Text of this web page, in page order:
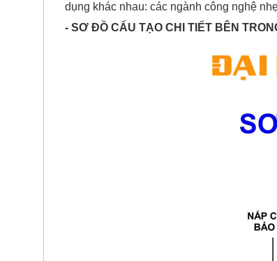
dụng khác nhau: các ngành công nghệ
- SƠ ĐỒ CẤU TẠO CHI TIẾT BÊN